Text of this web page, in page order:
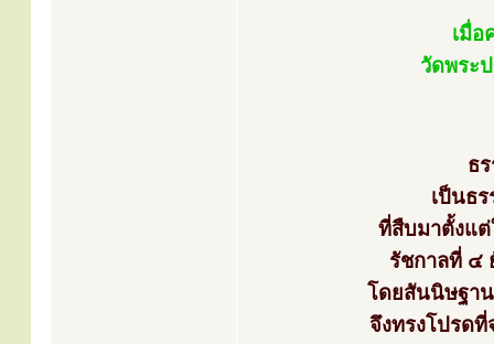
เมื่อ
วัดพระ
ธ
เป็นธ
ที่สืบมาตั้งแต่
รัชกาลที่ ๔
โดยสันนิษฐา
จึงทรงโปรด